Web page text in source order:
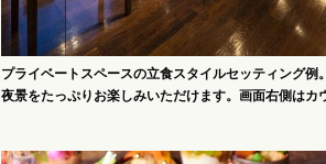
プライベートスペースの立食スタイルセッティング例
夜景をたっぷりお楽しみいただけます。画面右側はカ